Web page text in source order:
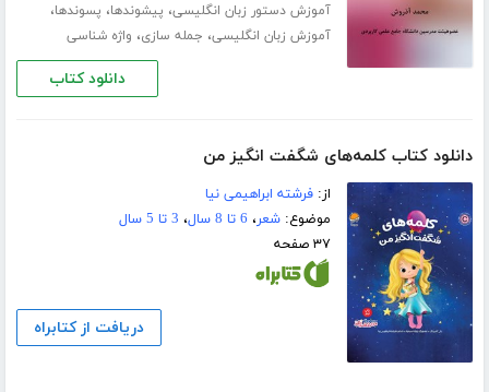
آموزش دستور زبان انگلیسی، پیشوندها، پسوندها،
آموزش زبان انگلیسی، جمله سازی، واژه شناسی
دانلود کتاب
دانلود کتاب کلمه‌های شگفت انگیز من
از:فرشته ابراهیمی نیا
موضوع:شعر، 6 تا 8 سال ، 3 تا 5 سال
۳۷ صفحه
دریافت از کتابراه